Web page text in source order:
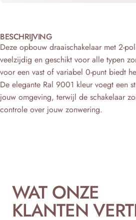
BESCHRIJVING
Deze opbouw draaischakelaar met 2-
veelzijdig en geschikt voor alle typen
voor een vast of variabel 0-punt biedt
De elegante Ral 9001 kleur voegt een
jouw omgeving, terwijl de schakelaar
controle over jouw zonwering.
WAT ONZE
KLANTEN